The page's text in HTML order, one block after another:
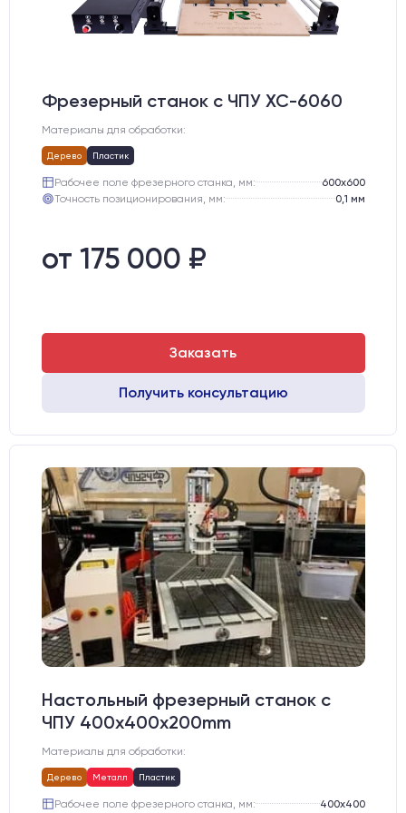
Фрезерный станок с ЧПУ XC-6060
Материалы для обработки:
Дерево Пластик
Рабочее поле фрезерного станка, мм:
600х600
Точность позиционирования, мм:
0,1 мм
от 175 000 ₽
Заказать
Получить консультацию
Настольный фрезерный станок с
ЧПУ 400x400x200mm
Материалы для обработки:
Дерево Металл Пластик
Рабочее поле фрезерного станка, мм:
400х400